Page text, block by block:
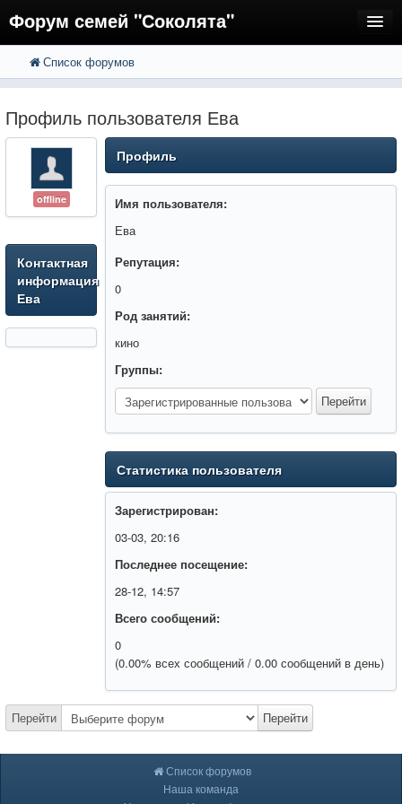
Форум семей "Соколята"
FAQ
Регистрация
Вход
Список форумов
Профиль пользователя Ева
offline
Контактная
информация
Ева
Профиль
Имя пользователя:
Ева
Репутация:
0
Род занятий:
кино
Группы:
Статистика пользователя
Зарегистрирован:
03-03, 20:16
Последнее посещение:
28-12, 14:57
Всего сообщений:
0
(0.00% всех сообщений / 0.00 сообщений в день)
Перейти Перейти
Список форумов
Наша команда